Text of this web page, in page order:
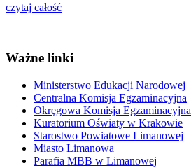
czytaj całość
Ważne linki
Ministerstwo Edukacji Narodowej
Centralna Komisja Egzaminacyjna
Okręgowa Komisja Egzaminacyjna
Kuratorium Oświaty w Krakowie
Starostwo Powiatowe Limanowej
Miasto Limanowa
Parafia MBB w Limanowej